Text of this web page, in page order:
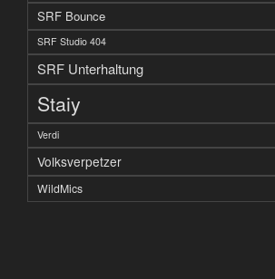
SRF Bounce
SRF Studio 404
SRF Unterhaltung
Staiy
Verdi
Volksverpetzer
WildMics